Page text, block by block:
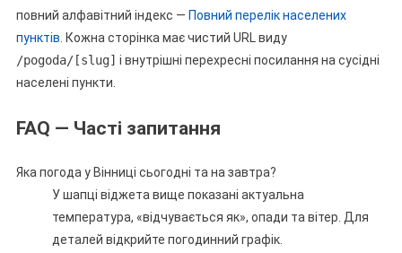
повний алфавітний індекс — Повний перелік населених
пунктів . Кожна сторінка має чистий URL виду
/pogoda/[slug] і внутрішні перехресні посилання на сусідні
населені пункти.
FAQ — Часті запитання
Яка погода у Вінниці сьогодні та на завтра?
У шапці віджета вище показані актуальна
температура, «відчувається як», опади та вітер. Для
деталей відкрийте погодинний графік.